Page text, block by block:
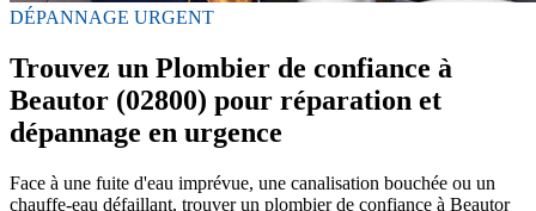
DÉPANNAGE URGENT
Trouvez un Plombier de confiance à
Beautor (02800) pour réparation et
dépannage en urgence
Face à une fuite d'eau imprévue, une canalisation bouchée ou un
chauffe-eau défaillant, trouver un plombier de confiance à Beautor